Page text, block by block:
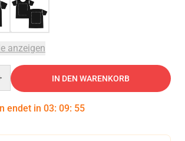
anzeigen
IN DEN WARENKORB
endet in 03: 09: 54